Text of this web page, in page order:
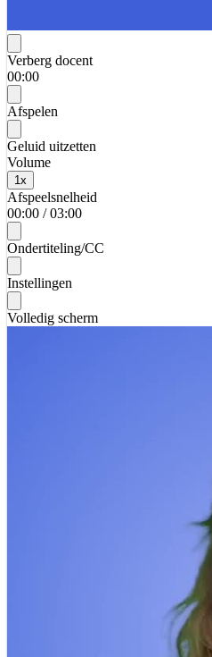
Verberg docent
00:00
Afspelen
Geluid uitzetten
Volume
1 x
Afspeelsnelheid
00:00 / 03:00
Ondertiteling/CC
Instellingen
Volledig scherm